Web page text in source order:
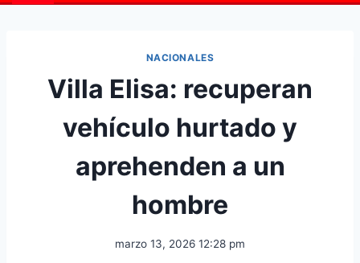
NACIONALES
Villa Elisa: recuperan
vehículo hurtado y
aprehenden a un
hombre
marzo 13, 2026 12:28 pm